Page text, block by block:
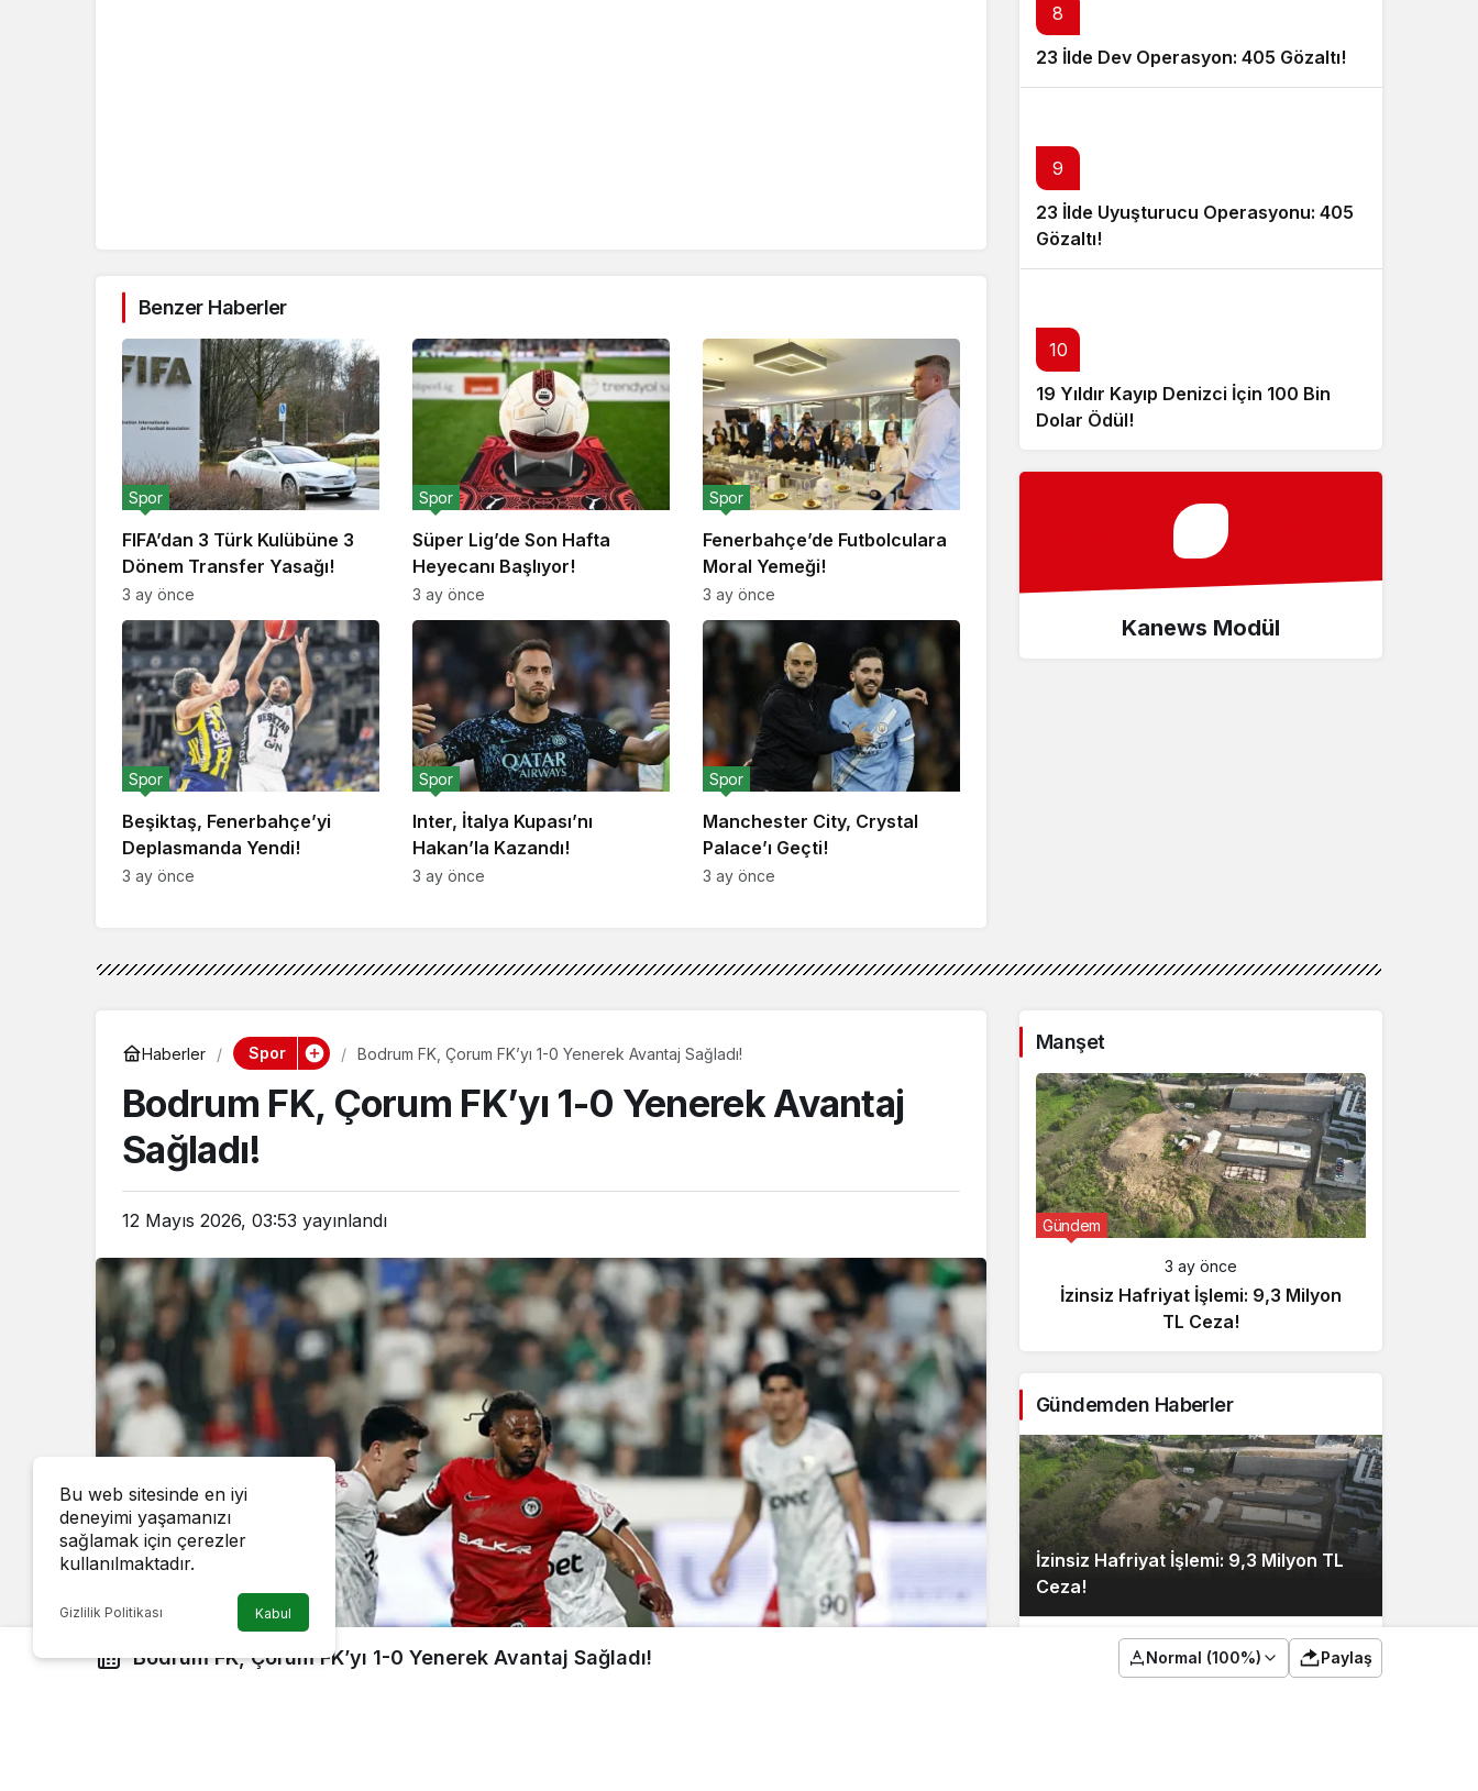
Benzer Haberler
FIFA’dan 3 Türk Kulübüne 3
Dönem Transfer Yasağı!
Spor
3 ay önce
Süper Lig’de Son Hafta
Heyecanı Başlıyor!
Spor
3 ay önce
Fenerbahçe’de Futbolculara
Moral Yemeği!
Spor
3 ay önce
Beşiktaş, Fenerbahçe’yi
Deplasmanda Yendi!
Spor
3 ay önce
Inter, İtalya Kupası’nı
Hakan’la Kazandı!
Spor
3 ay önce
Manchester City, Crystal
Palace’ı Geçti!
Spor
3 ay önce
8
23 İlde Dev Operasyon: 405 Gözaltı!
9
23 İlde Uyuşturucu Operasyonu: 405
Gözaltı!
10
19 Yıldır Kayıp Denizci İçin 100 Bin
Dolar Ödül!
Kanews Modül
Haberler Spor Bodrum FK, Çorum FK’yı 1-0 Yenerek Avantaj Sağladı!
Bodrum FK, Çorum FK’yı 1-0 Yenerek Avantaj
Sağladı!
12 Mayıs 2026, 03:53 yayınlandı
Bodrum FK, Çorum FK’yı 1-0 Yenerek Avantaj Sağladı! Normal (100%) Paylaş
Manşet
Gündem
3 ay önce
İzinsiz Hafriyat İşlemi: 9,3 Milyon
TL Ceza!
Gündemden Haberler
İzinsiz Hafriyat İşlemi: 9,3 Milyon TL
Ceza!
Bu web sitesinde en iyi
deneyimi yaşamanızı
sağlamak için çerezler
kullanılmaktadır.
Gizlilik Politikası Kabul